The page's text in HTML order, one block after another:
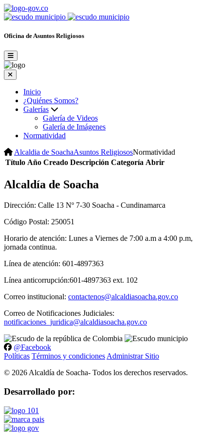
Oficina de Asuntos Religiosos
Inicio
¿Quiénes Somos?
Galerías
Galería de Videos
Galería de Imágenes
Normatividad
Alcaldia de SoachaAsuntos ReligiososNormatividad
Título Año Creado Descripción Categoría Abrir
Alcaldía de Soacha
Dirección: Calle 13 Nº 7-30 Soacha - Cundinamarca
Código Postal: 250051
Horario de atención: Lunes a Viernes de 7:00 a.m a 4:00 p.m,
jornada continua.
Línea de atención: 601-4897363
Línea anticorrupción:601-4897363 ext. 102
Correo institucional: contactenos@alcaldiasoacha.gov.co
Correo de Notificaciones Judiciales:
notificaciones_juridica@alcaldiasoacha.gov.co
@Facebook
Políticas Términos y condiciones Administrar Sitio
© 2026 Alcaldía de Soacha- Todos los derechos reservados.
Desarrollado por: